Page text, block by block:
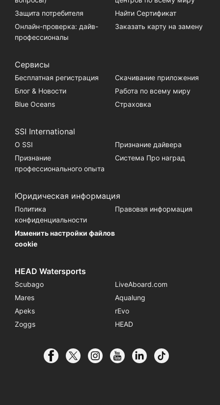
Защита потребителя
Найти Сертификат
Онлайн-проверка: дайв-
профессионалы
Заказать карту на замену
Сервисы
Бесплатная регистрация
Скачивание приложения
Блог & Новости
Работа по всему миру
Blue Oceans
Страховка
SSI International
О SSI
Признание дайвера
Признание
профессионального опыта
Система Про наград
Юридическая информация
Политика
конфиденциальности
Правовая информация
Изменить настройки файлов
cookie
HEAD Watersports
Scubago
LiveAboard.com
Mares
Aqualung
Apeks
rEvo
Zoggs
HEAD